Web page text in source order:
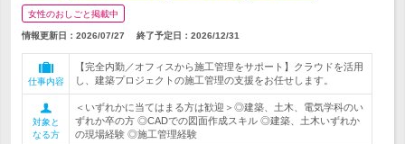
女性のおしごと掲載中
情報更新日：2026/07/27 終了予定日： 2026/12/31
仕事内容
【完全内勤／オフィスから施工管理をサポート】クラウドを活用
し、建築プロジェクトの施工管理の支援をお任せします。
対象と
なる方
＜いずれかに当てはまる方は歓迎＞◎建築、土木、電気学科のい
ずれか卒の方 ◎CADでの図面作成スキル ◎建築、土木いずれか
の現場経験 ◎施工管理経験